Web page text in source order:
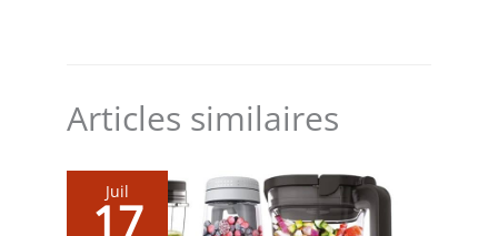
Articles similaires
Juil
17